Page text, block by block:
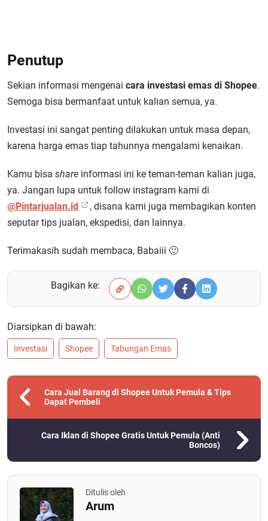
Penutup
Sekian informasi mengenai cara investasi emas di Shopee.
Semoga bisa bermanfaat untuk kalian semua, ya.
Investasi ini sangat penting dilakukan untuk masa depan,
karena harga emas tiap tahunnya mengalami kenaikan.
Kamu bisa share informasi ini ke teman-teman kalian juga,
ya. Jangan lupa untuk follow instagram kami di
@Pintarjualan.id
, disana kami juga membagikan konten
seputar tips jualan, ekspedisi, dan lainnya.
Terimakasih sudah membaca, Babaiii 🙂
Bagikan ke:
Diarsipkan di bawah:
Investasi Shopee Tabungan Emas
Cara Jual Barang di Shopee Untuk Pemula & Tips
Dapat Pembeli
Cara Iklan di Shopee Gratis Untuk Pemula (Anti
Boncos)
Ditulis oleh
Arum